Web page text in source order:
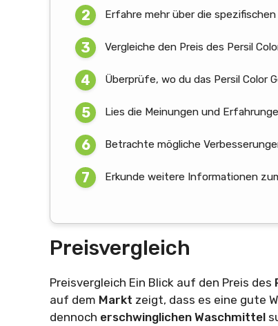
Erfahre mehr über die
Vergleiche den Preis des Persil
Überprüfe, wo du das Persil Color
Lies die Meinungen und
Betrachte mögliche
Erkunde weitere Informationen
Preisvergleich
Preisvergleich Ein Blick auf den Preis des
auf dem Markt zeigt, dass es eine gute
dennoch erschwinglichen Waschmittel